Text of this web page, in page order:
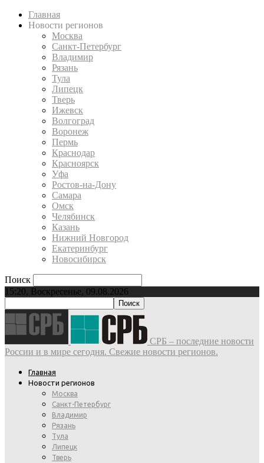
Главная
Новости регионов
Москва
Санкт-Петербург
Владимир
Рязань
Тула
Липецк
Тверь
Ижевск
Волгоград
Воронеж
Пермь
Краснодар
Красноярск
Уфа
Ростов-на-Дону
Самара
Омск
Челябинск
Казань
Нижний Новгород
Екатеринбург
Новосибирск
Поиск
15:20, Воскресенье, 09.08.2026
СРБ – последние новости
России и в мире сегодня. Свежие новости регионов.
Главная
Новости регионов
Москва
Санкт-Петербург
Владимир
Рязань
Тула
Липецк
Тверь